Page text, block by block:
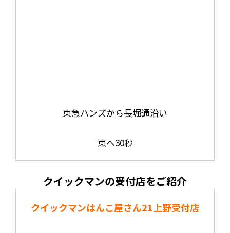
東急ハンズから長堀通沿い
東へ30秒
クイックマンの受付店をご紹介
クイックマンはんこ屋さん21上野受付店